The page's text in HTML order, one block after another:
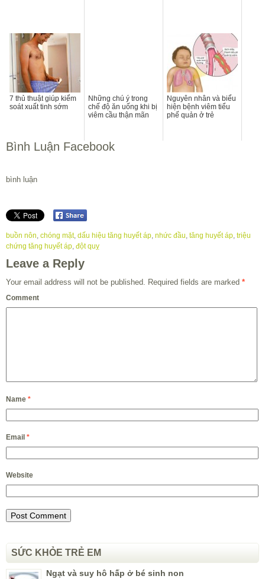
7 thủ thuật giúp kiểm
soát xuất tinh sớm
Những chú ý trong
chế độ ăn uống khi bị
viêm cầu thận mãn
Nguyên nhân và biểu
hiện bệnh viêm tiểu
phế quản ở trẻ
Bình Luận Facebook
bình luận
buồn nôn, chóng mặt, dấu hiệu tăng huyết áp, nhức đầu, tăng huyết áp, triệu
chứng tăng huyết áp, đột quỵ
Leave a Reply
Your email address will not be published. Required fields are marked *
Comment
Name *
Email *
Website
SỨC KHỎE TRẺ EM
Ngạt và suy hô hấp ở bé sinh non